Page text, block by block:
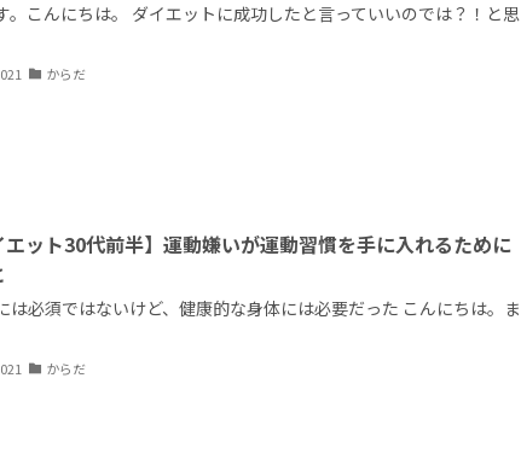
。こんにちは。 ダイエットに成功したと言っていいのでは？！と思
からだ
エット30代前半】運動嫌いが運動習慣を手に入れるために
は必須ではないけど、健康的な身体には必要だった こんにちは。ま
からだ